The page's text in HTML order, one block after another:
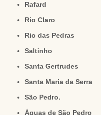
Rafard
Rio Claro
Rio das Pedras
Saltinho
Santa Gertrudes
Santa Maria da Serra
São Pedro.
Águas de São Pedro